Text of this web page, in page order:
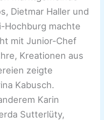
Dietmar Haller und
Hochburg machte
mit Junior-Chef
Kreationen aus
zeigte
Kabusch.
Karin
Sutterlüty,